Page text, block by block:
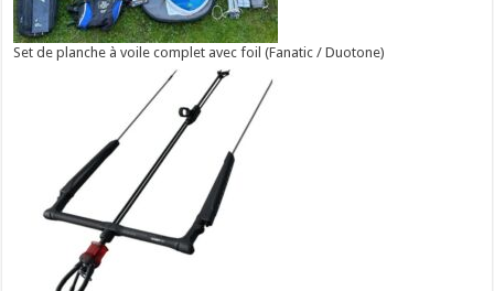
Set de planche à voile complet avec foil (Fanatic / Duotone)